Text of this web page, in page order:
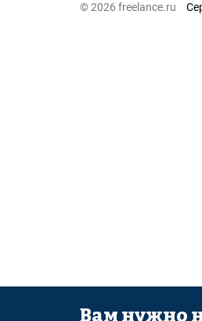
© 2026 freelance.ru
Вам нужно